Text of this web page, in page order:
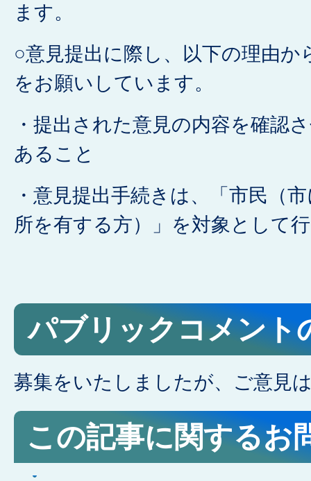
ます。
○意見提出に際し、以下の理由か
をお願いしています。
・提出された意見の内容を確認
あること
・意見提出手続きは、「市民（
所を有する方）」を対象として
パブリックコメント
募集をいたしましたが、ご意見
この記事に関するお